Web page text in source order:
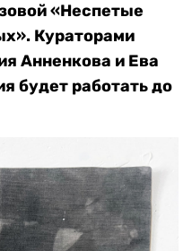
«Неспетые
Кураторами
Анненкова и Ева
будет работать до